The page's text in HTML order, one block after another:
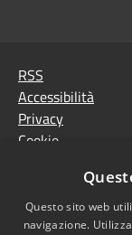
RSS
Accessibilità
Privacy
Cookie
Note Legali
Agenzia per l'Italia
Questo sito web
navigazione.